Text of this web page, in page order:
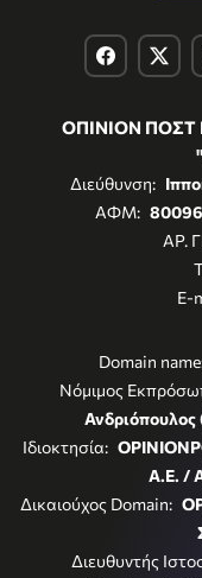
ΟΠΙΝΙΟΝ ΠΟΣΤ
Διεύθυνση:
ΑΦΜ:
ΑΡ.
E-
Domain
Νόμιμος
Ιδιοκτησία:
Α.Ε. /
Δικαιούχος Domain:
Διευθυντής